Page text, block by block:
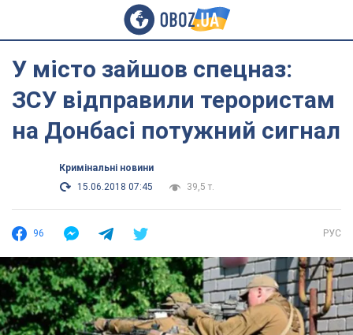
У місто зайшов спецназ:
ЗСУ відправили терористам
на Донбасі потужний сигнал
Кримінальні новини
15.06.2018 07:45
39,5 т.
96 РУС